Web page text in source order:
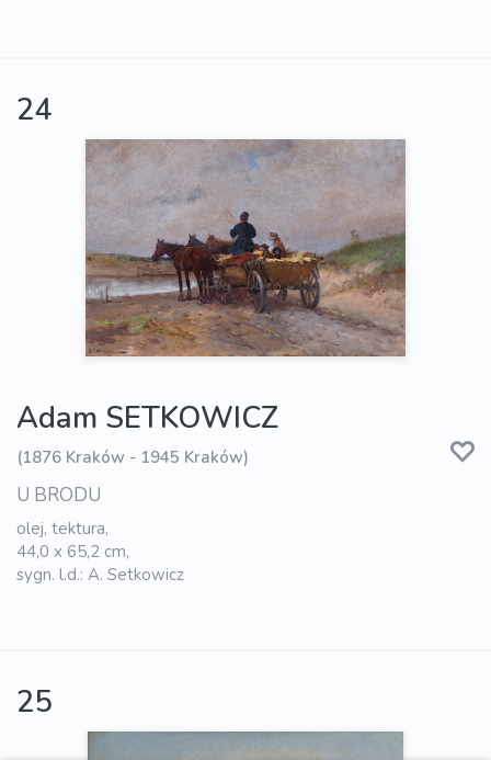
24
Adam SETKOWICZ
(1876 Kraków - 1945 Kraków)
U BRODU
olej, tektura,
44,0 x 65,2 cm,
sygn. l.d.: A. Setkowicz
25